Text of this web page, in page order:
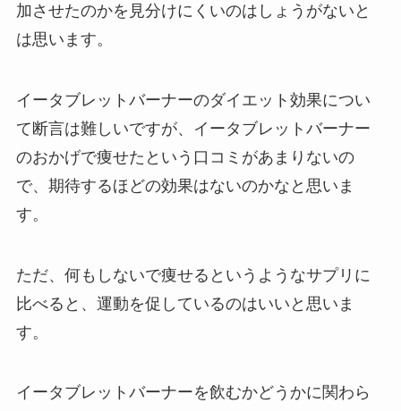
加させたのかを見分けにくいのはしょうがないと
は思います。
イータブレットバーナーのダイエット効果につい
て断言は難しいですが、イータブレットバーナー
のおかげで痩せたという口コミがあまりないの
で、期待するほどの効果はないのかなと思いま
す。
ただ、何もしないで痩せるというようなサプリに
比べると、運動を促しているのはいいと思いま
す。
イータブレットバーナーを飲むかどうかに関わら